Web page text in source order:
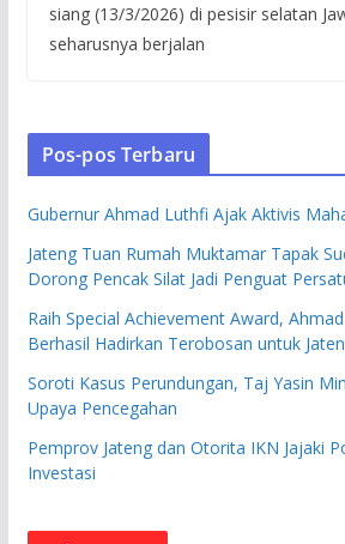
siang (13/3/2026) di pesisir selatan
seharusnya berjalan
Pos-pos Terbaru
Gubernur Ahmad Luthfi Ajak Aktivis
Jateng Tuan Rumah Muktamar Tapak
Dorong Pencak Silat Jadi Penguat
Raih Special Achievement Award,
Berhasil Hadirkan Terobosan untuk
Soroti Kasus Perundungan, Taj Yasin
Upaya Pencegahan
Pemprov Jateng dan Otorita IKN Jajaki
Investasi